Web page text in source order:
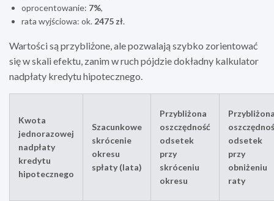
oprocentowanie: 7%,
rata wyjściowa: ok. 2475 zł.
Wartości są przybliżone, ale pozwalają szybko zorientować
się w skali efektu, zanim w ruch pójdzie dokładny kalkulator
nadpłaty kredytu hipotecznego.
Kwota
jednorazowej
nadpłaty
kredytu
hipotecznego
Szacunkowe
skrócenie
okresu
spłaty (lata)
Przybliżona
oszczędność
odsetek
przy
skróceniu
okresu
odsetek
przy
obniżeniu
raty